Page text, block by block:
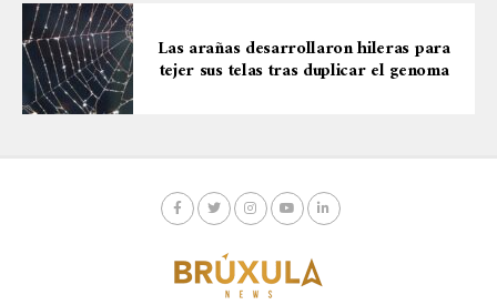
Las arañas desarrollaron hileras para
tejer sus telas tras duplicar el genoma